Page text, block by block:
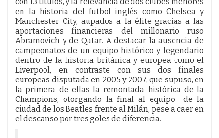
en la historia del futbol inglés como Chelsea y
Manchester City, aupados a la élite gracias a las
aportaciones financieras del millonario ruso
Abramovich y de Qatar. A destacar la ausencia de
campeonatos de un equipo histórico y legendario
dentro de la historia británica y europea como el
Liverpool, en contraste con sus dos finales
europeas disputada en 2005 y 2007, que supuso, en
la primera de ellas la remontada histórica de la
Champions, otorgando la final al equipo de la
ciudad de los Beatles frente al Milán, pese a caer en
el descanso por tres goles de diferencia.